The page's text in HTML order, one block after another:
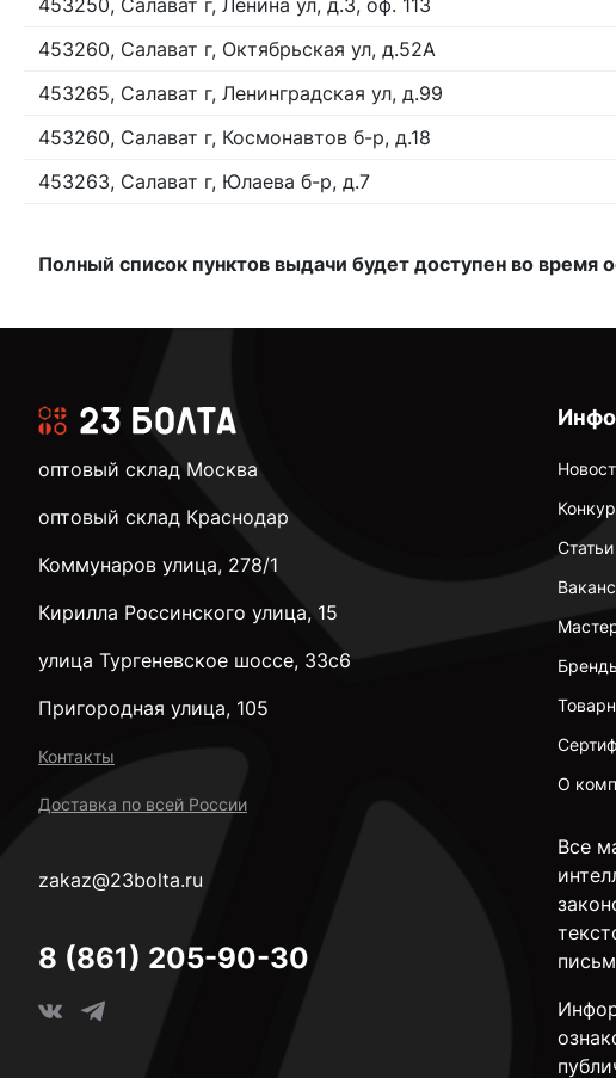
453250, Салават г, Ленина ул, д.3, оф. 113
453260, Салават г, Октябрьская ул, д.52А
453265, Салават г, Ленинградская ул, д.99
453260, Салават г, Космонавтов б-р, д.18
453263, Салават г, Юлаева б-р, д.7
Полный список пунктов выдачи будет доступен во время
Статьи
О
Все
оптовый склад Москва
оптовый склад Краснодар
Коммунаров улица, 278/1
Кирилла Россинского улица, 15
улица Тургеневское шоссе, 33с6
Пригородная улица, 105
Контакты
Доставка по всей России
zakaz@23bolta.ru
8 (861) 205-90-30